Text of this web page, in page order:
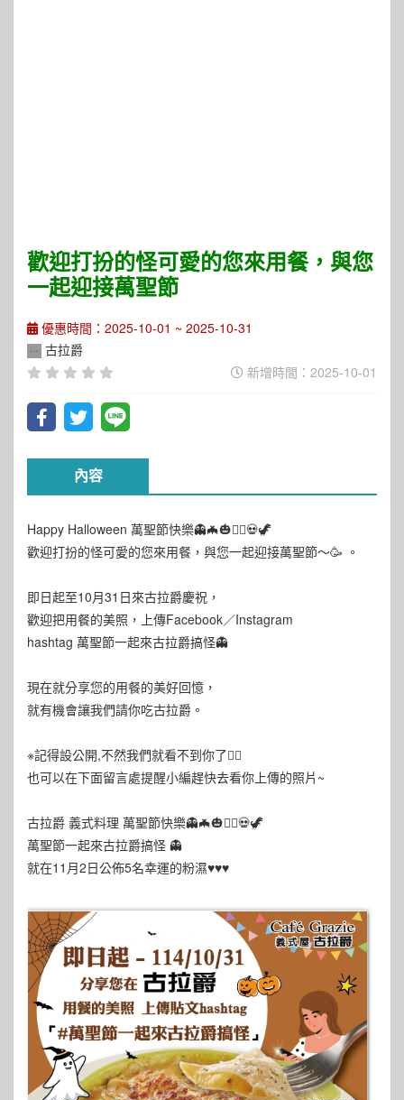
歡迎打扮的怪可愛的您來用餐，與您
一起迎接萬聖節
優惠時間：2025-10-01 ~ 2025-10-31
古拉爵
新增時間：2025-10-01
內容
Happy Halloween 萬聖節快樂👻🦇🎃🧛‍♂💀🦖
歡迎打扮的怪可愛的您來用餐，與您一起迎接萬聖節～🥳 。
即日起至10月31日來古拉爵慶祝，
歡迎把用餐的美照，上傳Facebook／Instagram
hashtag 萬聖節一起來古拉爵搞怪👻
現在就分享您的用餐的美好回憶，
就有機會讓我們請你吃古拉爵。
※記得設公開,不然我們就看不到你了🙋‍♂️
也可以在下面留言處提醒小編趕快去看你上傳的照片~
古拉爵 義式料理 萬聖節快樂👻🦇🎃🧛‍♂💀🦖
萬聖節一起來古拉爵搞怪 👻
就在11月2日公佈5名幸運的粉濕♥️♥️♥️